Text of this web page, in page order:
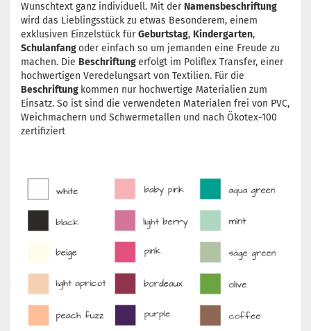
Wunschtext ganz individuell. Mit der Namensbeschriftung
wird das Lieblingsstück zu etwas Besonderem, einem
exklusiven Einzelstück fürGeburtstag, Kindergarten,
Schulanfangoder einfach so um jemanden eine Freude zu
machen. Die Beschriftungerfolgt im Poliflex Transfer, einer
hochwertigen Veredelungsart von Textilien. Für die
Beschriftung kommen nur hochwertige Materialien zum
Einsatz. So ist sind die verwendeten Materialen frei von PVC,
Weichmachern und Schwermetallen und nach Ökotex-100
zertifiziert